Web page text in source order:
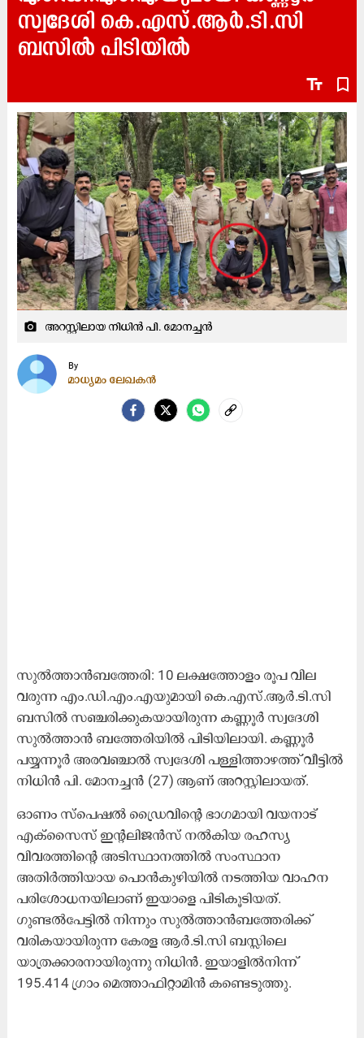
സ്വദേശി കെ.എസ്.ആർ.ടി.സി
ബസിൽ പിടിയിൽ
text_fields bookmark_border
camera_alt അറസ്റ്റിലായ നിധിൻ പി. മോനച്ചൻ
By
മാധ്യമം ലേഖകൻ
സുൽത്താൻബത്തേരി: 10 ലക്ഷത്തോളം രൂപ വില
വരുന്ന എം.ഡി.എം.എയുമായി കെ.എസ്.ആർ.ടി.സി
ബസിൽ സഞ്ചരിക്കുകയായിരുന്ന കണ്ണൂർ സ്വദേശി​
സുൽത്താൻ ബത്തേരിയിൽ പിടിയിലായി. കണ്ണൂർ
പയ്യന്നൂർ അരവഞ്ചാൽ സ്വദേശി പള്ളിത്താഴത്ത് വീട്ടിൽ
നിധിൻ പി. മോനച്ചൻ (27) ആണ് അറസ്റ്റിലായത്.
ഓണം സ്പെഷൽ ഡ്രൈവിന്റെ ഭാഗമായി വയനാട്
എക്സൈസ് ഇന്റലിജൻസ് നൽകിയ രഹസ്യ
വിവരത്തിന്റെ അടിസ്ഥാനത്തിൽ സംസ്ഥാന
അതിർത്തിയായ പൊൻകുഴിയിൽ നടത്തിയ വാഹന
പരിശോധനയിലാണ് ഇയാളെ പിടികൂടിയത്.
ഗുണ്ടൽപേട്ടിൽ നിന്നും സുൽത്താൻബത്തേരിക്ക്
വരികയായിരുന്ന കേരള ആർ.ടി.സി ബസ്സിലെ
യാത്രക്കാരനായിരുന്നു നിധിൻ. ഇയാളിൽനിന്ന്
195.414 ഗ്രാം മെത്താഫിറ്റാമിൻ കണ്ടെടുത്തു.